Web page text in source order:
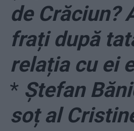
de Crăciun?
frați după
relația cu ei
* Ștefan
soț al